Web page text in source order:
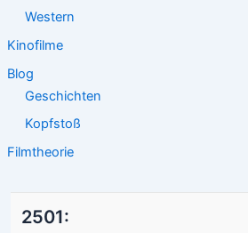
Western
Kinofilme
Blog
Geschichten
Kopfstoß
Filmtheorie
2501: